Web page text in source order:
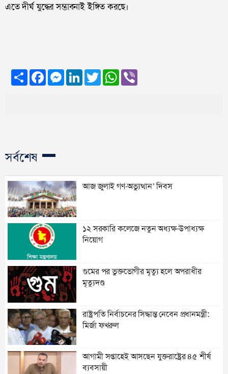
এতে দীর্ঘ যুদ্ধের সম্ভাবনাই ইঙ্গিত করছে।
ShareFacebookMessenger
LinkedInTwitterWhatsApp
সর্বশেষ
আজ জুলাই গণ-অভ্যুত্থান’ দিবস
১২ সরকারি কলেজে নতুন অধ্যক্ষ-উপাধ্যক্ষ
নিয়োগ
গুমের পর ভুক্তভোগীর মৃত্যু হলে অপরাধীর
মৃত্যুদণ্ড
রাষ্ট্রপতি নির্বাচনের সিদ্ধান্ত নেবেন প্রধানমন্ত্রী:
মির্জা ফখরুল
আগামী সপ্তাহেই আসছেন যুক্তরাষ্ট্রের ৪৫ শীর্ষ
ব্যবসায়ী